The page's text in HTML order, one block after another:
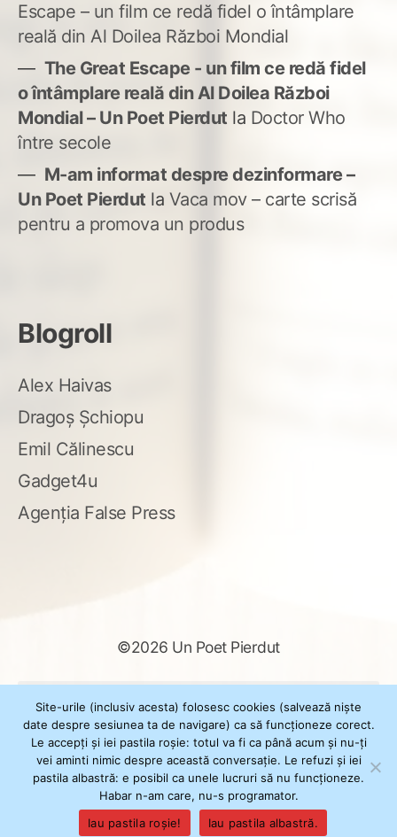
Escape – un film ce redă fidel o întâmplare
reală din Al Doilea Război Mondial
The Great Escape - un film ce redă fidel
o întâmplare reală din Al Doilea Război
Mondial – Un Poet Pierdut la Doctor Who
între secole
M-am informat despre dezinformare –
Un Poet Pierdut la Vaca mov – carte scrisă
pentru a promova un produs
Blogroll
Alex Haivas
Dragoș Șchiopu
Emil Călinescu
Gadget4u
Agenția False Press
©2026 Un Poet Pierdut
după:
Powered byWordPress
ThemeXSimply by Il Jester
Site-urile (inclusiv acesta) folosesc cookies (salvează niște
date despre sesiunea ta de navigare) ca să funcționeze corect.
Le accepți și iei pastila roșie: totul va fi ca până acum și nu-ți
vei aminti nimic despre această conversație. Le refuzi și iei
pastila albastră: e posibil ca unele lucruri să nu funcționeze.
Habar n-am care, nu-s programator.
Iau pastila roșie!
Iau pastila albastră.